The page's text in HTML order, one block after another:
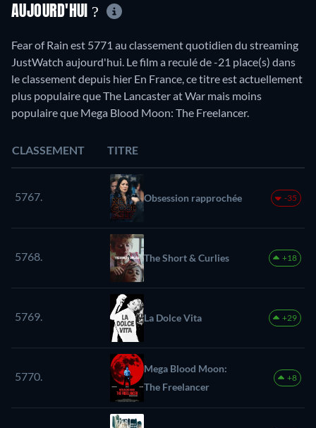
AUJOURD'HUI ?
Fear of Rain est 5771 au classement quotidien du streaming
JustWatch aujourd'hui. Le film a reculé de -21 place(s) dans
le classement depuis hier En France, ce titre est actuellement
plus populaire que The Lancaster at War mais moins
populaire que Mega Blood Moon: The Freelancer.
CLASSEMENT TITRE
5767. Obsession rapprochée -35
5768. The Short & Curlies +18
5769. La Dolce Vita +29
5770.
Mega Blood Moon:
The Freelancer
+8